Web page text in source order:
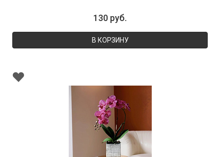
130 руб.
В КОРЗИНУ